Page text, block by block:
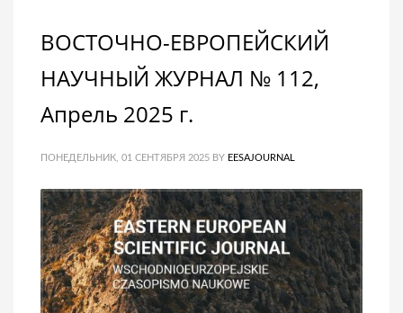
ВОСТОЧНО-ЕВРОПЕЙСКИЙ
НАУЧНЫЙ ЖУРНАЛ № 112,
Апрель 2025 г.
ПОНЕДЕЛЬНИК, 01 СЕНТЯБРЯ 2025 BY EESAJOURNAL